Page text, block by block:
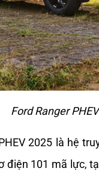
Ford Ranger
2025 là hệ
điện 101 mã lực,